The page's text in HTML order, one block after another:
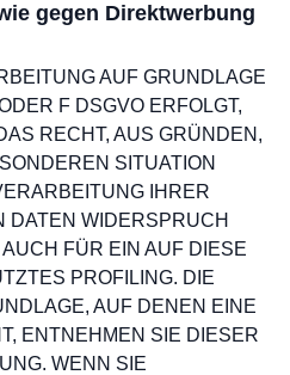
gegen Direktwerbung
AUF GRUNDLAGE
F DSGVO ERFOLGT,
RECHT, AUS GRÜNDEN,
SITUATION
IHRER
DATEN WIDERSPRUCH
FÜR EIN AUF DIESE
PROFILING. DIE
AUF DENEN EINE
ENTNEHMEN SIE DIESER
WENN SIE